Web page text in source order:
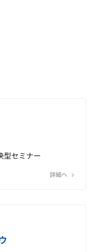
型セミナー
詳細へ